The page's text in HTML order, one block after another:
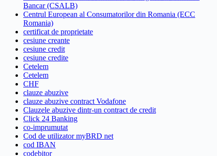
Bancar (CSALB)
Centrul European al Consumatorilor din Romania (ECC
Romania)
certificat de proprietate
cesiune creante
cesiune credit
cesiune credite
Cetelem
Cetelem
CHF
clauze abuzive
clauze abuzive contract Vodafone
Clauzele abuzive dintr-un contract de credit
Click 24 Banking
co-imprumutat
Cod de utilizator myBRD net
cod IBAN
codebitor